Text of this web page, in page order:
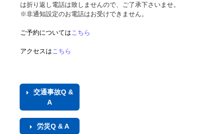
は折り返し電話は致しませんので、ご了承下さいませ。
※非通知設定のお電話はお受けできません。
ご予約については こちら
アクセス は こちら
交通事故Q &
A
労災Q & A